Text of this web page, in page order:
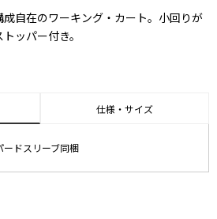
自在のワーキング・カート。小回りが
ッパー付き。
仕様・サイズ
ドスリーブ同梱